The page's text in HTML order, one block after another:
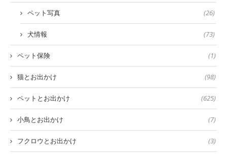
ペット写真 (26)
犬情報 (73)
ペット保険 (1)
猫とお出かけ (98)
ペットとお出かけ (625)
小鳥とお出かけ (7)
フクロウとお出かけ (3)